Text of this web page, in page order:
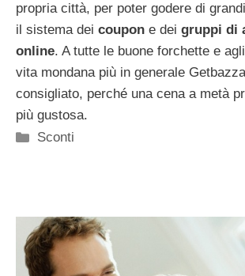
propria città, per poter godere di
il sistema dei coupon e dei gruppi di
online. A tutte le buone forchette e
vita mondana più in generale
consigliato, perché una cena a metà
più gustosa.
Categorie
Sconti